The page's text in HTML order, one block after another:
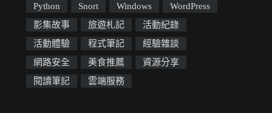
Python
Snort Windows
WordPress
影集故事
旅遊札記
活動紀錄
活動體驗
程式筆記
經驗雜談
網路安全
美食推薦
資源分享
閱讀筆記
雲端服務